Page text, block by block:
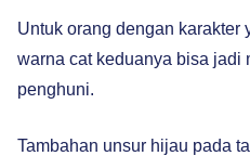
Untuk orang dengan karakter
warna cat keduanya bisa jadi
penghuni.
Tambahan unsur hijau pada